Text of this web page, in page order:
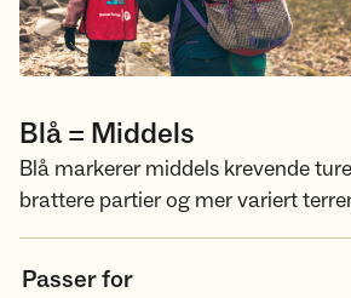
Blå = Middels
Blå markerer middels krevende
brattere partier og mer variert
Passer for